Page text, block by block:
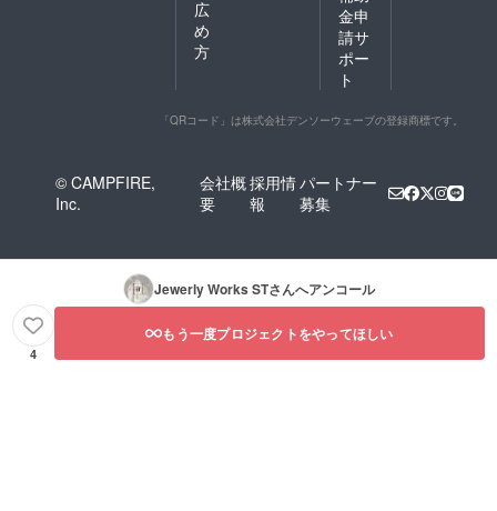
広
め
方
金申
請サ
ポー
ト
「QRコード」は株式会社デンソーウェーブの登録商標です。
© CAMPFIRE,
Inc.
会社概
要
採用情
報
パートナー
募集
Jewerly Works STさんへアンコール
4
もう一度プロジェクトをやってほしい